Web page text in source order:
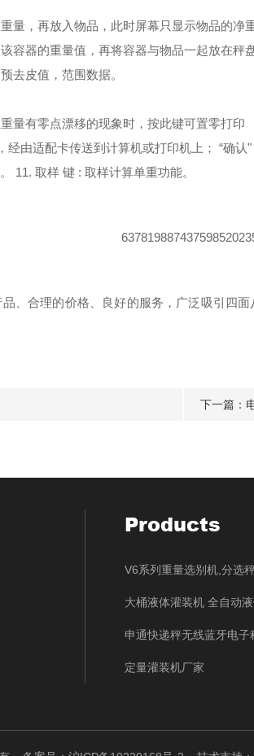
量，再放入物品，此时屏幕只显示物品的
容器的重量值，再将容器与物品一起放在秤
去皮值，范围数据。
量有零点漂移的现象时，按此键可置零打印
由适配卡传送到计算机或打印机上； “确认
11. 取样 键 : 取样计算单重功能。
、合理的价格、良好的服务，广泛吸引四
下一篇：
Products
V6系列重量选别机,分选
大桶液体灌装机 全自动
申通快递秤无线蓝牙电
定量灌装机厂家